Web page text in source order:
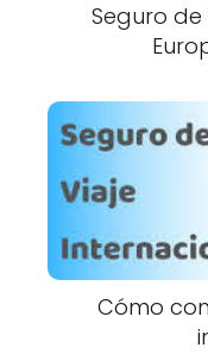
Seguro
Cómo